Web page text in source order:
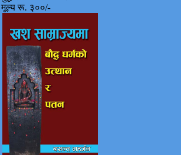
मूल्य रू. ३००/-